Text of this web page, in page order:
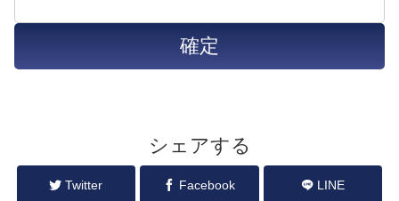
シェアする
Twitter Facebook LINE